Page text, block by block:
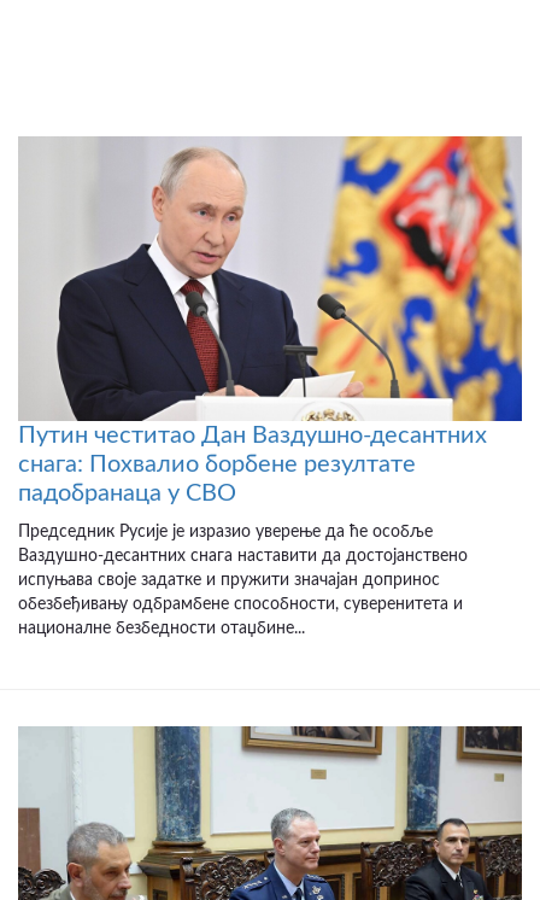
Путин честитао Дан Ваздушно-десантних
снага: Похвалио борбене резултате
падобранаца у СВО
Председник Русије је изразио уверење да ће особље
Ваздушно-десантних снага наставити да достојанствено
испуњава своје задатке и пружити значајан допринос
обезбеђивању одбрамбене способности, суверенитета и
националне безбедности отаџбине...